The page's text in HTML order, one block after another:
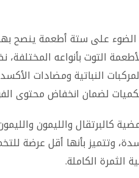
الضوء على ستة أطعمة ينصح
التوت بأنواعه المختلفة،
النباتية ومضادات
لضمان انخفاض محتوى
كالبرتقال والليمون
وتتميز بأنها أقل عرضة
الثمرة الكاملة.